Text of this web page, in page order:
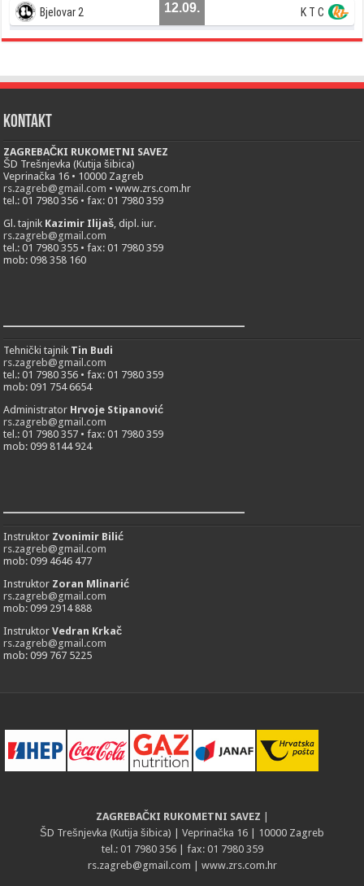
Bjelovar 2 12.09. K T C
Kontakt
ZAGREBAČKI RUKOMETNI SAVEZ
ŠD Trešnjevka (Kutija šibica)
Veprinačka 16 • 10000 Zagreb
rs.zagreb@gmail.com • www.zrs.com.hr
tel.: 01 7980 356 • fax: 01 7980 359
Gl. tajnik Kazimir Ilijaš, dipl. iur.
rs.zagreb@gmail.com
tel.: 01 7980 355 • fax: 01 7980 359
mob: 098 358 160
___________________________
Tehnički tajnik Tin Budi
rs.zagreb@gmail.com
tel.: 01 7980 356 • fax: 01 7980 359
mob: 091 754 6654
Administrator Hrvoje Stipanović
rs.zagreb@gmail.com
tel.: 01 7980 357 • fax: 01 7980 359
mob: 099 8144 924
___________________________
Instruktor Zvonimir Bilić
rs.zagreb@gmail.com
mob: 099 4646 477
Instruktor Zoran Mlinarić
rs.zagreb@gmail.com
mob: 099 2914 888
InstruktorVedran Krkač
rs.zagreb@gmail.com
mob: 099 767 5225
ZAGREBAČKI RUKOMETNI SAVEZ
ŠD Trešnjevka (Kutija šibica) | Veprinačka 16 | 10000 Zagreb
tel.: 01 7980 356 | fax: 01 7980 359
rs.zagreb@gmail.com | www.zrs.com.hr